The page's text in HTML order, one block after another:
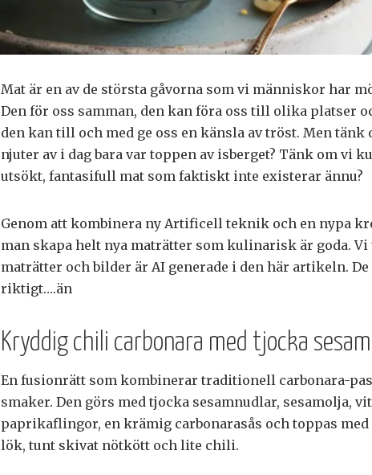
Mat är en av de största gåvorna som vi människor har
Den för oss samman, den kan föra oss till olika platser
den kan till och med ge oss en känsla av tröst. Men tänk
njuter av i dag bara var toppen av isberget? Tänk om vi
utsökt, fantasifull mat som faktiskt inte existerar ännu?
Genom att kombinera ny Artificell teknik och en nypa
man skapa helt nya maträtter som kulinarisk är goda. Vi
maträtter och bilder är AI generade i den här artikeln.
riktigt….än
Kryddig chili carbonara med tjocka
En fusionrätt som kombinerar traditionell carbonara-
smaker. Den görs med tjocka sesamnudlar, sesamolja,
paprikaflingor, en krämig carbonarasås och toppas
lök, tunt skivat nötkött och lite chili.